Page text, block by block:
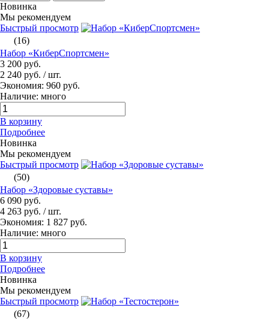
Новинка
Мы рекомендуем
Быстрый просмотр
(16)
Набор «КиберСпортсмен»
3 200 руб.
2 240 руб. / шт.
Экономия: 960 руб.
Наличие: много
В корзину
Подробнее
Новинка
Мы рекомендуем
Быстрый просмотр
(50)
Набор «Здоровые суставы»
6 090 руб.
4 263 руб. / шт.
Экономия: 1 827 руб.
Наличие: много
В корзину
Подробнее
Новинка
Мы рекомендуем
Быстрый просмотр
(67)